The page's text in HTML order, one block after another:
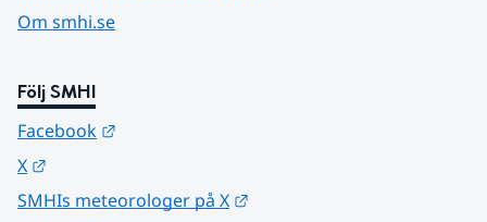
Om smhi.se
Följ SMHI
Facebook
X
SMHIs meteorologer på X